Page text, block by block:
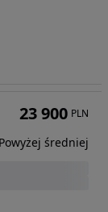
23 900 PLN
Powyżej średniej